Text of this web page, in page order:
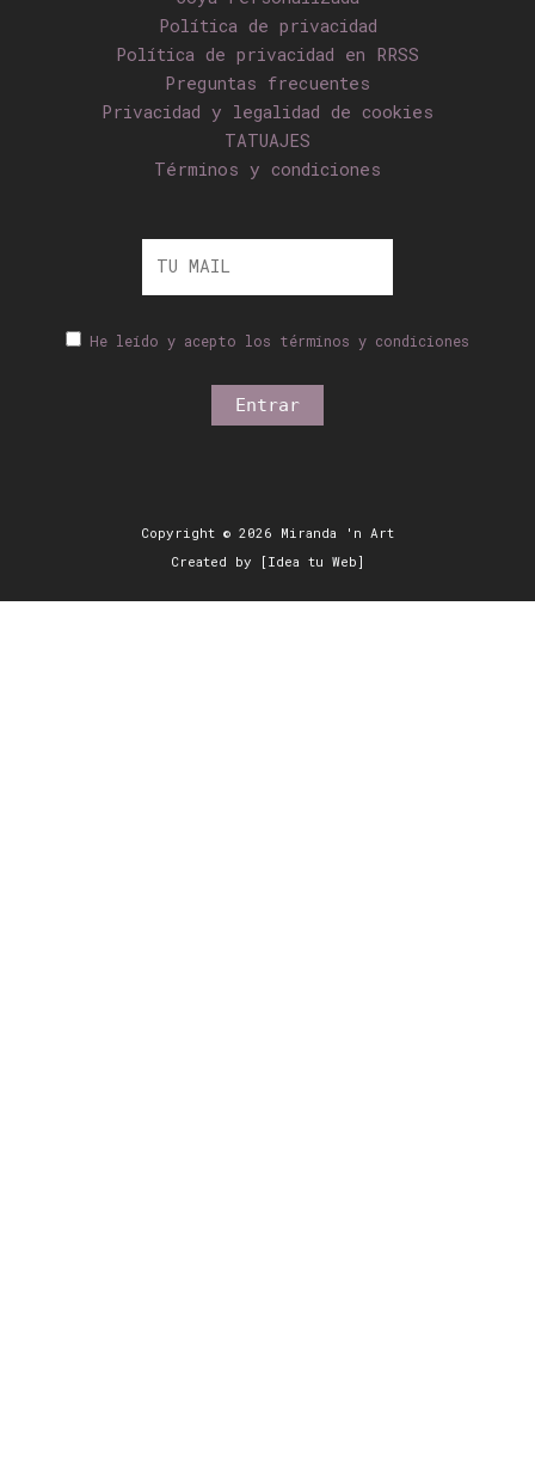
Política de privacidad
Política de privacidad en RRSS
Preguntas frecuentes
Privacidad y legalidad de cookies
TATUAJES
Términos y condiciones
He leído y acepto los términos y condiciones
Copyright © 2026 Miranda 'n Art
Created by [Idea tu Web]